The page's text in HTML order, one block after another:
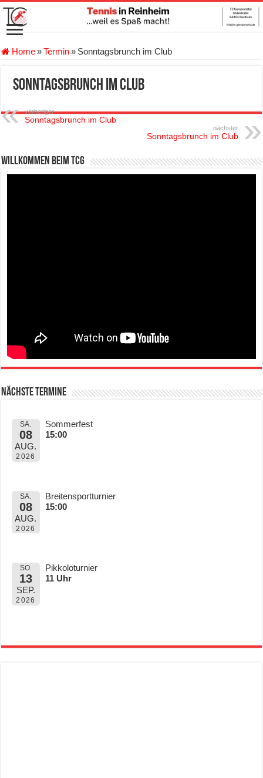
Home»Termin» Sonntagsbrunch im Club
Sonntagsbrunch im Club
vorheriger
Sonntagsbrunch im Club
nächster
Sonntagsbrunch im Club
Willkommen beim TCG
Nächste Termine
SA.
08
AUG.
2026
Sommerfest
15:00
SA.
08
AUG.
2026
Breitensportturnier
15:00
SO.
13
SEP.
2026
Pikkoloturnier
11 Uhr